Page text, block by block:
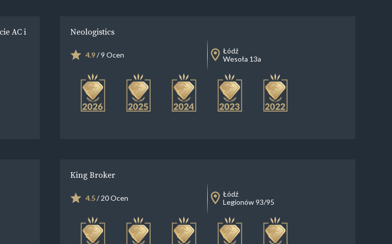
AC i
Neologistics
4.9/ 9 Ocen
Łódź
Wesoła 13a
King Broker
4.5/ 20 Ocen
Łódź
Legionów 93/95